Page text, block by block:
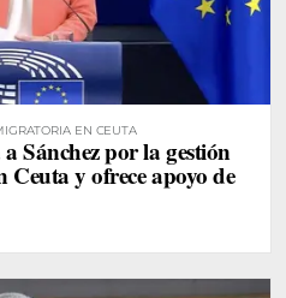
EN CEUTA
Sánchez por la gestión
y ofrece apoyo de